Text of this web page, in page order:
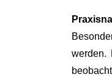
werden.